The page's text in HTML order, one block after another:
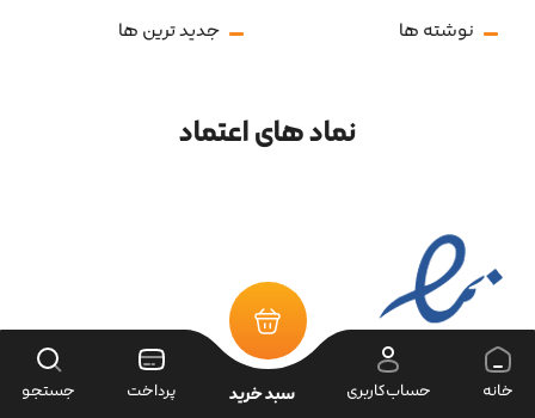
نوشته ها جدید ترین ها
نماد های اعتماد
خانه حساب‌کاربری سبد خرید پرداخت جستجو